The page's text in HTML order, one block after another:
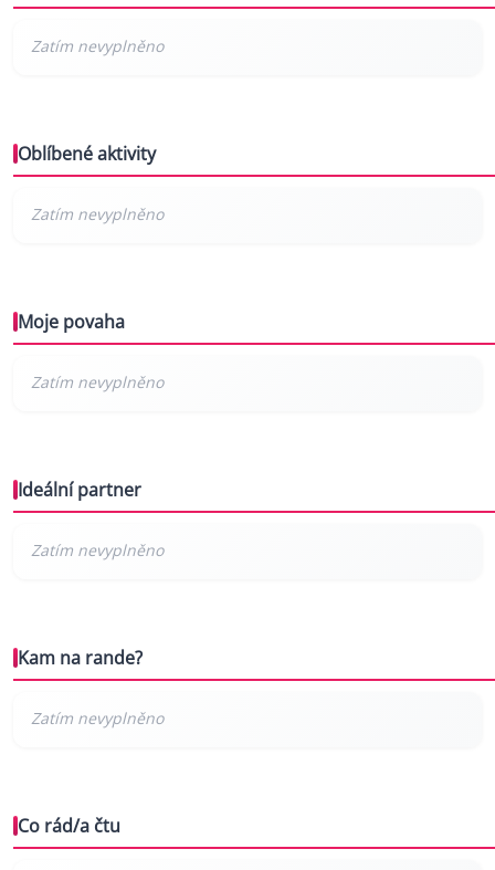
Oblíbené aktivity
Moje povaha
Ideální partner
Kam na rande?
Co rád/a čtu